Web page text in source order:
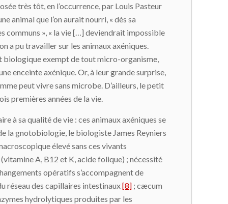
très tôt, en l’occurrence, par Louis Pasteur
animal que l’on aurait nourri, « dès sa
communs », « la vie […] deviendrait impossible
a pu travailler sur les animaux axéniques.
biologique exempt de tout micro-organisme,
enceinte axénique. Or, à leur grande surprise,
peut vivre sans microbe. D’ailleurs, le petit
premières années de la vie.
à sa qualité de vie : ces animaux axéniques se
la gnotobiologie, le biologiste James Reyniers
élevé sans ces vivants
A, B12 et K, acide folique) ; nécessité
opératifs s’accompagnent de
réseau des capillaires intestinaux[8] ; cæcum
hydrolytiques produites par les